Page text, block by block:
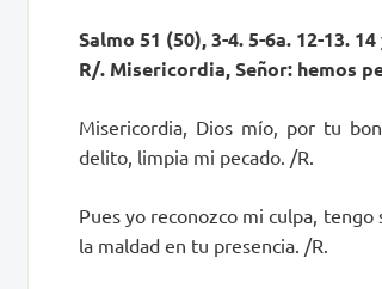
Salmo 51 (50), 3-4. 5-6a. 12-13. 14
R/. Misericordia, Señor: hemos
Misericordia, Dios mío, por tu
delito, limpia mi pecado. /R.
Pues yo reconozco mi culpa,
la maldad en tu presencia. /R.